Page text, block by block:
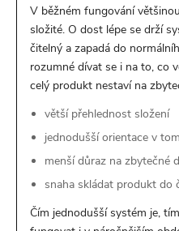
V běžném fungování
složité. O dost lépe se drží
čitelný a zapadá do
rozumné dívat se i na to, co
celý produkt nestaví na
větší přehlednost složení
jednodušší orientace v
menší důraz na zbytečné
snaha skládat produkt do
Čím jednodušší systém je,